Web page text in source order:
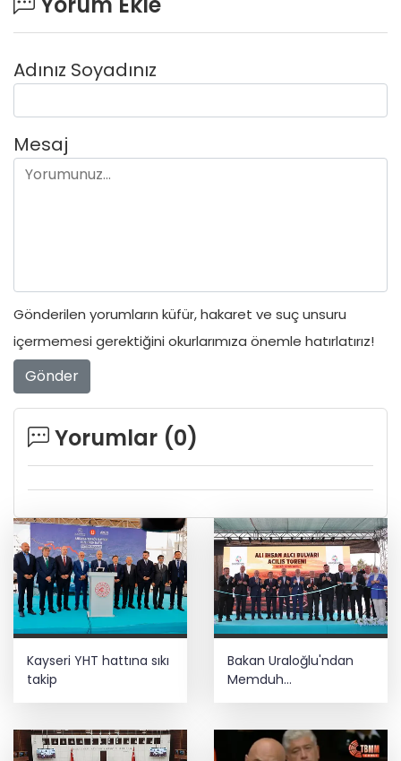
Adınız Soyadınız
Mesaj
Gönderilen yorumların küfür, hakaret ve suç unsuru
içermemesi gerektiğini okurlarımıza önemle hatırlatırız!
Gönder
Yorumlar (0)
Kayseri YHT hattına sıkı
takip
Bakan Uraloğlu'ndan
Memduh
Çolakbayrakdar'a övgü